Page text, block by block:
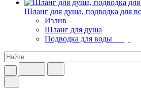
Шланг для душа, подводка для
Излив
Шланг для душа
Подводка для воды